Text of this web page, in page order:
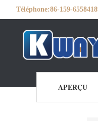
Téléphone:86-159-
APERÇU